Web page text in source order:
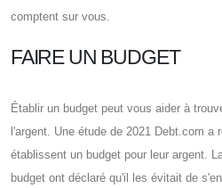
comptent sur vous.
FAIRE UN BUDGET
Établir un budget peut vous aider à
l'argent. Une étude de 2021 Debt.com a
établissent un budget pour leur argent.
budget ont déclaré qu'il les évitait de